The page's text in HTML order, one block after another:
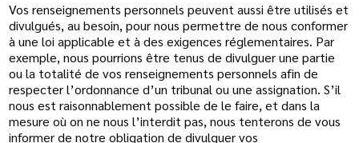
Vos renseignements personnels peuvent aussi être utilisés et
divulgués, au besoin, pour nous permettre de nous conformer
à une loi applicable et à des exigences réglementaires. Par
exemple, nous pourrions être tenus de divulguer une partie
ou la totalité de vos renseignements personnels afin de
respecter l’ordonnance d’un tribunal ou une assignation. S’il
nous est raisonnablement possible de le faire, et dans la
mesure où on ne nous l’interdit pas, nous tenterons de vous
informer de notre obligation de divulguer vos